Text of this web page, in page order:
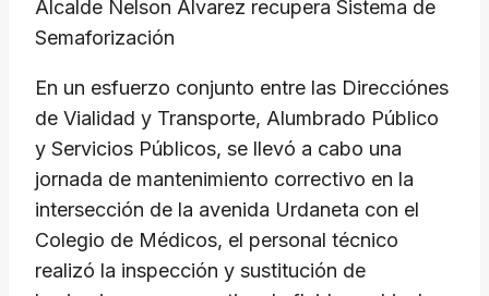
Alcalde Nelson Álvarez recupera Sistema de
Semaforización
En un esfuerzo conjunto entre las Direcciónes
de Vialidad y Transporte, Alumbrado Público
y Servicios Públicos, se llevó a cabo una
jornada de mantenimiento correctivo en la
intersección de la avenida Urdaneta con el
Colegio de Médicos, el personal técnico
realizó la inspección y sustitución de